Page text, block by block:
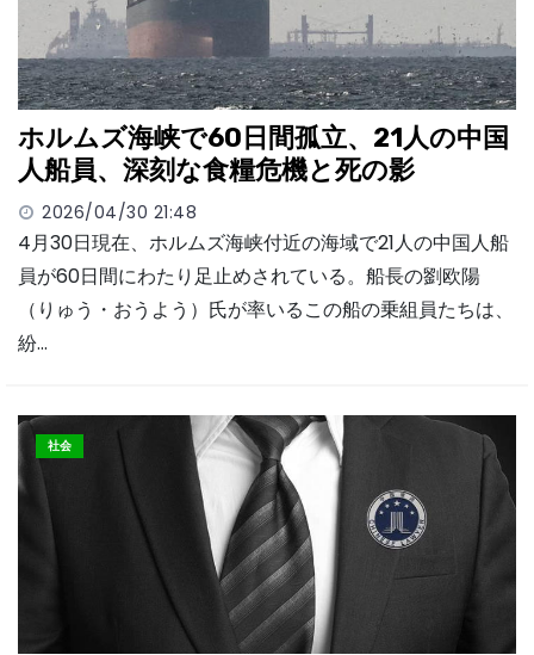
ホルムズ海峡で60日間孤立、21人の中国
人船員、深刻な食糧危機と死の影
2026/04/30 21:48
4月30日現在、ホルムズ海峡付近の海域で21人の中国人船
員が60日間にわたり足止めされている。船長の劉欧陽
（りゅう・おうよう）氏が率いるこの船の乗組員たちは、
紛…
社会